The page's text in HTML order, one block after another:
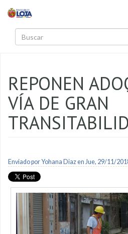
REPONEN
VÍA DE GRAN
Enviado porYohana Diazen Jue, 29/11/